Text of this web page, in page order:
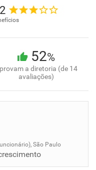
52%
a diretoria (de 14
avaliações)
São Paulo